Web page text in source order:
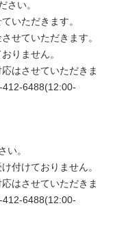
さい。
いただきます。
せていただきます。
りません。
はさせていただきま
412-6488(12:00-
い。
付けておりません。
はさせていただきま
412-6488(12:00-